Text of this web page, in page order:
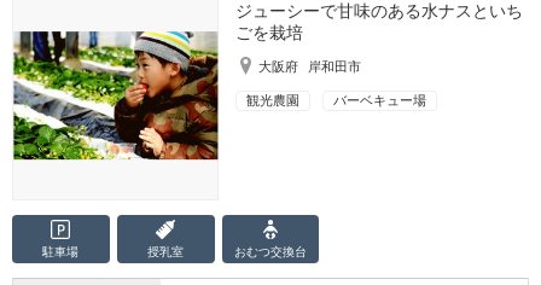
ジューシーで甘味のある水ナスといち
ごを栽培
大阪府 岸和田市
観光農園 バーベキュー場
駐車場 授乳室 おむつ交換台